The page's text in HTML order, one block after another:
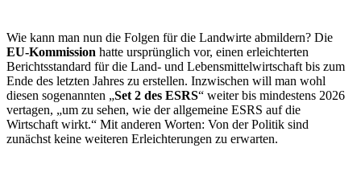
Wie kann man nun die Folgen für die Landwirte abmildern? Die
EU-Kommission hatte ursprünglich vor, einen erleichterten
Berichtsstandard für die Land- und Lebensmittelwirtschaft bis zum
Ende des letzten Jahres zu erstellen. Inzwischen will man wohl
diesen sogenannten „Set 2 des ESRS“ weiter bis mindestens 2026
vertagen, „um zu sehen, wie der allgemeine ESRS auf die
Wirtschaft wirkt.“ Mit anderen Worten: Von der Politik sind
zunächst keine weiteren Erleichterungen zu erwarten.